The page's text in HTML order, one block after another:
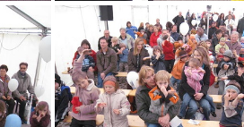
AZ 502